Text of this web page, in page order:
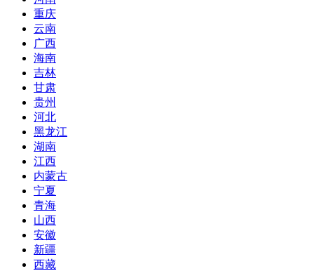
重庆
云南
广西
海南
吉林
甘肃
贵州
河北
黑龙江
湖南
江西
内蒙古
宁夏
青海
山西
安徽
新疆
西藏